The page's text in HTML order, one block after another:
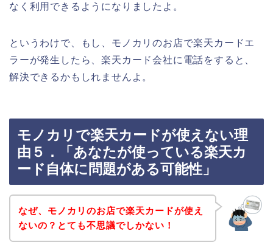
なく利用できるようになりましたよ。
というわけで、もし、モノカリのお店で楽天カードエ
ラーが発生したら、楽天カード会社に電話をすると、
解決できるかもしれませんよ。
モノカリで楽天カードが使えない理
由５．「あなたが使っている楽天カ
ード自体に問題がある可能性」
なぜ、モノカリのお店で楽天カードが使え
ないの？とても不思議でしかない！